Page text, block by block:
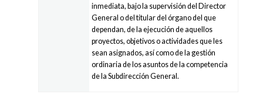
inmediata, bajo la supervisión del Director
General o del titular del órgano del que
dependan, de la ejecución de aquellos
proyectos, objetivos o actividades que les
sean asignados, así como de la gestión
ordinaria de los asuntos de la competencia
de la Subdirección General.